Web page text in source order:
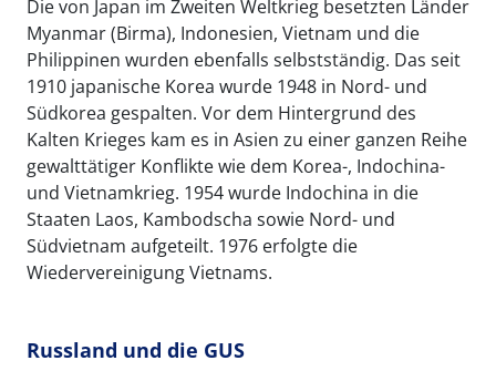
Die von Japan im Zweiten Weltkrieg besetzten Länder
Myanmar (Birma), Indonesien, Vietnam und die
Philippinen wurden ebenfalls selbstständig. Das seit
1910 japanische Korea wurde 1948 in Nord- und
Südkorea gespalten. Vor dem Hintergrund des
Kalten Krieges kam es in Asien zu einer ganzen Reihe
gewalttätiger Konflikte wie dem Korea-, Indochina-
und Vietnamkrieg. 1954 wurde Indochina in die
Staaten Laos, Kambodscha sowie Nord- und
Südvietnam aufgeteilt. 1976 erfolgte die
Wiedervereinigung Vietnams.
Russland und die GUS